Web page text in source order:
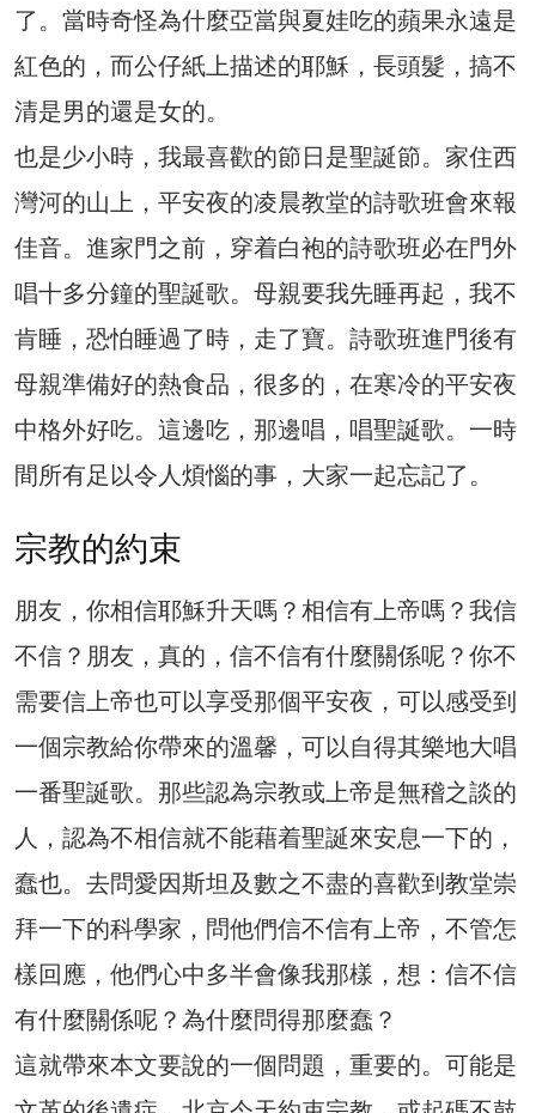
了。當時奇怪為什麼亞當與夏娃吃的蘋果永遠是
紅色的，而公仔紙上描述的耶穌，長頭髮，搞不
清是男的還是女的。
也是少小時，我最喜歡的節日是聖誕節。家住西
灣河的山上，平安夜的凌晨教堂的詩歌班會來報
佳音。進家門之前，穿着白袍的詩歌班必在門外
唱十多分鐘的聖誕歌。母親要我先睡再起，我不
肯睡，恐怕睡過了時，走了寶。詩歌班進門後有
母親準備好的熱食品，很多的，在寒冷的平安夜
中格外好吃。這邊吃，那邊唱，唱聖誕歌。一時
間所有足以令人煩惱的事，大家一起忘記了。
宗教的約束
朋友，你相信耶穌升天嗎？相信有上帝嗎？我信
不信？朋友，真的，信不信有什麼關係呢？你不
需要信上帝也可以享受那個平安夜，可以感受到
一個宗教給你帶來的溫馨，可以自得其樂地大唱
一番聖誕歌。那些認為宗教或上帝是無稽之談的
人，認為不相信就不能藉着聖誕來安息一下的，
蠢也。去問愛因斯坦及數之不盡的喜歡到教堂崇
拜一下的科學家，問他們信不信有上帝，不管怎
樣回應，他們心中多半會像我那樣，想：信不信
有什麼關係呢？為什麼問得那麼蠢？
這就帶來本文要說的一個問題，重要的。可能是